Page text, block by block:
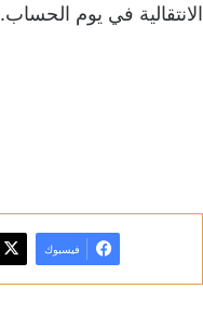
الانتقالية في يوم الحساب.
فيسبوك